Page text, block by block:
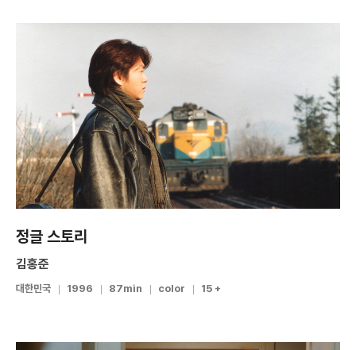
정글 스토리
김홍준
대한민국 1996 87min color 15 +